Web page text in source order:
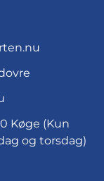
Køge (Kun
og torsdag)